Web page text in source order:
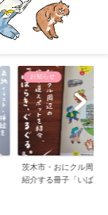
お知らせ
茨木市・おにクル周辺
紹介する冊子「いば...